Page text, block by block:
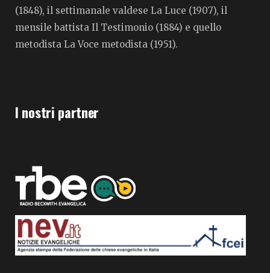
(1848), il settimanale valdese La Luce (1907), il
mensile battista Il Testimonio (1884) e quello
metodista La Voce metodista (1951).
I nostri partner